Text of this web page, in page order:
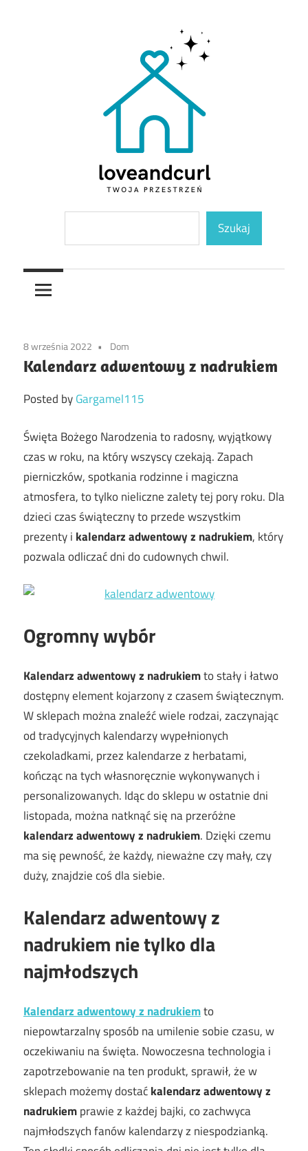
Loveandcurl Szukaj
8 września 2022 Dom
Kalendarz adwentowy z nadrukiem
Posted byGargamel115
Święta Bożego Narodzenia to radosny, wyjątkowy
czas w roku, na który wszyscy czekają. Zapach
pierniczków, spotkania rodzinne i magiczna
atmosfera, to tylko nieliczne zalety tej pory roku. Dla
dzieci czas świąteczny to przede wszystkim
prezenty i kalendarz adwentowy z nadrukiem, który
pozwala odliczać dni do cudownych chwil.
Ogromny wybór
Kalendarz adwentowy z nadrukiemto stały i łatwo
dostępny element kojarzony z czasem świątecznym.
W sklepach można znaleźć wiele rodzai, zaczynając
od tradycyjnych kalendarzy wypełnionych
czekoladkami, przez kalendarze z herbatami,
kończąc na tych własnoręcznie wykonywanych i
personalizowanych. Idąc do sklepu w ostatnie dni
listopada, można natknąć się na przeróżne
kalendarz adwentowy z nadrukiem. Dzięki czemu
ma się pewność, że każdy, nieważne czy mały, czy
duży, znajdzie coś dla siebie.
Kalendarz adwentowy z
nadrukiem nie tylko dla
najmłodszych
Kalendarz adwentowy z nadrukiemto
niepowtarzalny sposób na umilenie sobie czasu, w
oczekiwaniu na święta. Nowoczesna technologia i
zapotrzebowanie na ten produkt, sprawił, że w
sklepach możemy dostaćkalendarz adwentowy z
nadrukiemprawie z każdej bajki, co zachwyca
najmłodszych fanów kalendarzy z niespodzianką.